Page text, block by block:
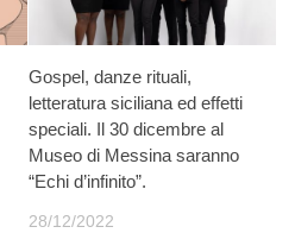
Gospel, danze rituali,
letteratura siciliana ed effetti
speciali. Il 30 dicembre al
Museo di Messina saranno
“Echi d’infinito”.
28/12/2022